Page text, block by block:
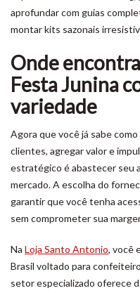
aprofundar com guias
montar kits sazonais
Onde
Festa Junina
variedade
Agora que você já sabe
clientes, agregar valor e
estratégico é abastecer seu
mercado. A escolha do
garantir que você tenha
sem comprometer sua
Na Loja Santo Antonio, você
Brasil voltado para
setor especializado oferece